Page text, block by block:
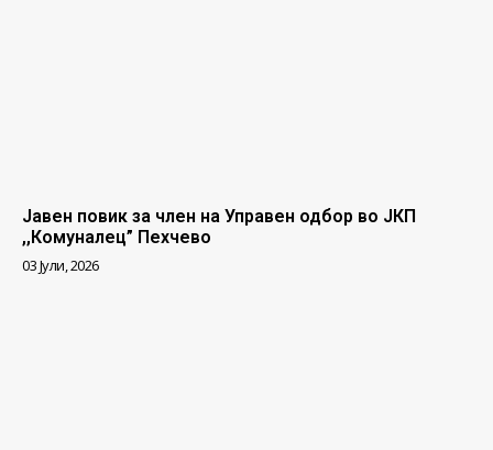
Јавен повик за член на Управен одбор во ЈКП
,,Комуналец” Пехчево
03 Јули, 2026